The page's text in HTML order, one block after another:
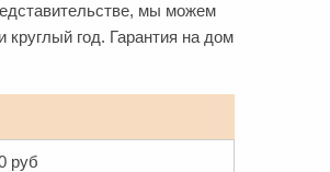
мы можем
год. Гарантия на дом
руб